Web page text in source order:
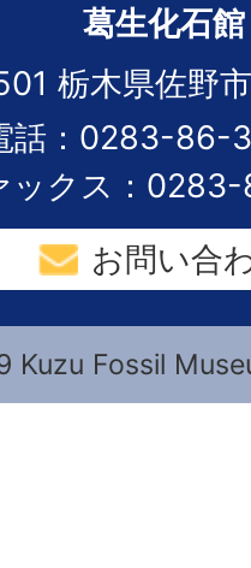
葛生化石館
栃木県佐野
話：0283-86-
ックス：
お問い合
Kuzu Fossil